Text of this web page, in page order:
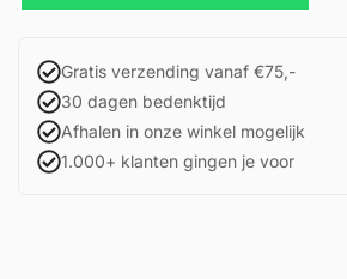
Gratis verzending vanaf €75,-
30 dagen bedenktijd
Afhalen in onze winkel mogelijk
1.000+ klanten gingen je voor